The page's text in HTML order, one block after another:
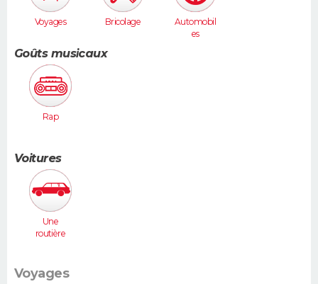
Voyages Bricolage
Automobil
es
Goûts musicaux
Rap
Voitures
Une
routière
Voyages